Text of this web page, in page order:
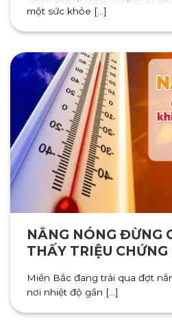
một sức khỏe [...]
NẮNG NÓNG ĐỪNG
THẤY TRIỆU
Miền Bắc đang trải qua đợt
nơi nhiệt độ gần [...]